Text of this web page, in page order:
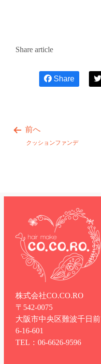
Share article
Share
前へ
クッションファンデ
株式会社CO.CO.RO
〒542-0075
大阪市中央区難波千日前
6-16-601
TEL：06-6626-9596